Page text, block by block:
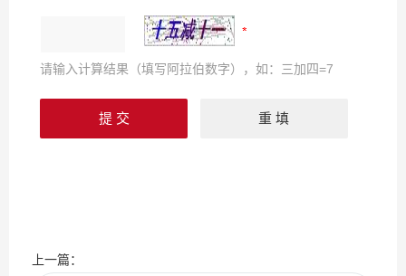
请输入计算结果（填写阿拉伯数字），如：三加四=7
上一篇：